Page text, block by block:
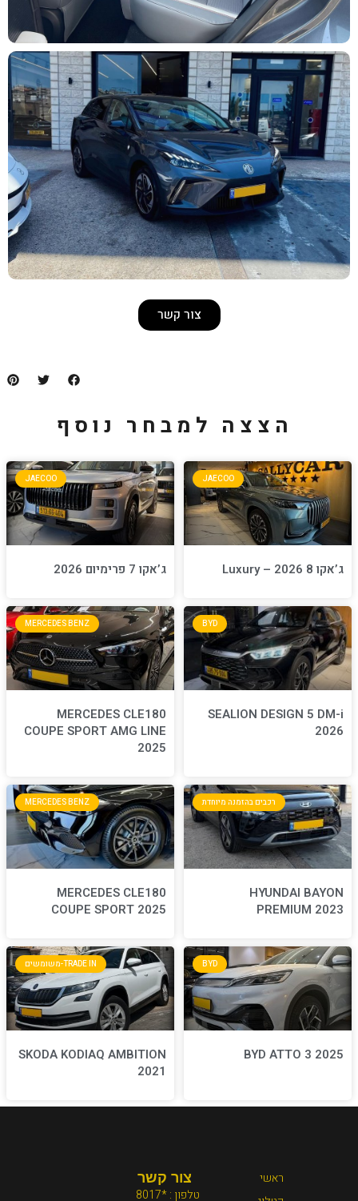
נוסף
JAECOO
ג’אקו 7 פרימיום 2026
BYD
MERCEDES BENZ
MERCEDES CLE180
COUPE SPORT AMG LINE
MERCEDES BENZ
MERCEDES CLE180
COUPE SPORT 2025
BYD TRADE IN-משומשים
SKODA KODIAQ AMBITION
צור קשר